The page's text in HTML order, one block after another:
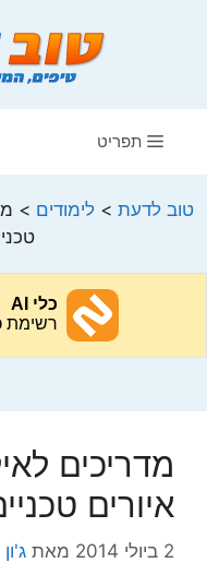
תפריט
טוב לדעת > לימודים >
מדריכים
איורים
2 ביולי 2014 מאת